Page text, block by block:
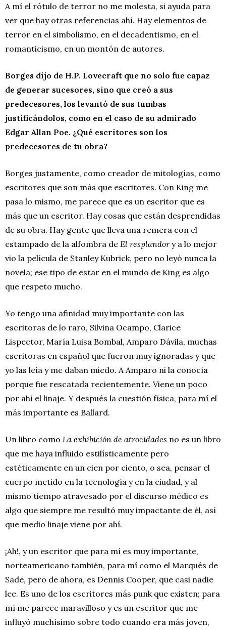
A mí el rótulo de terror no me molesta, si ayuda para
ver que hay otras referencias ahí. Hay elementos de
terror en el simbolismo, en el decadentismo, en el
romanticismo, en un montón de autores.
Borges dijo de H.P. Lovecraft que no solo fue capaz
de generar sucesores, sino que creó a sus
predecesores, los levantó de sus tumbas
justificándolos, como en el caso de su admirado
Edgar Allan Poe. ¿Qué escritores son los
predecesores de tu obra?
Borges justamente, como creador de mitologías, como
escritores que son más que escritores. Con King me
pasa lo mismo, me parece que es un escritor que es
más que un escritor. Hay cosas que están desprendidas
de su obra. Hay gente que lleva una remera con el
estampado de la alfombra de El resplandory a lo mejor
vio la película de Stanley Kubrick, pero no leyó nunca la
novela; ese tipo de estar en el mundo de King es algo
que respeto mucho.
Yo tengo una afinidad muy importante con las
escritoras de lo raro, Silvina Ocampo, Clarice
Lispector, María Luisa Bombal, Amparo Dávila, muchas
escritoras en español que fueron muy ignoradas y que
yo las leía y me daban miedo. A Amparo ni la conocía
porque fue rescatada recientemente. Viene un poco
por ahí el linaje. Y después la cuestión física, para mí el
más importante es Ballard.
Un libro como La exhibición de atrocidades no es un libro
que me haya influido estilísticamente pero
estéticamente en un cien por ciento, o sea, pensar el
cuerpo metido en la tecnología y en la ciudad, y al
mismo tiempo atravesado por el discurso médico es
algo que siempre me resultó muy impactante de él, así
que medio linaje viene por ahí.
¡Ah!, y un escritor que para mí es muy importante,
norteamericano también, para mí como el Marqués de
Sade, pero de ahora, es Dennis Cooper, que casi nadie
lee. Es uno de los escritores más punk que existen; para
mí me parece maravilloso y es un escritor que me
influyó muchísimo sobre todo cuando era más joven,